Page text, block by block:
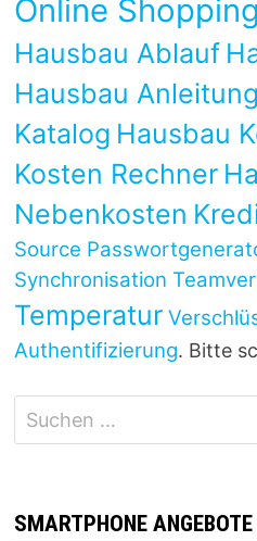
Online Shopping
Hausbau Ablauf
Hausbau Anleitung
Katalog Hausbau
Kosten Rechner
Nebenkosten
Source
Synchronisation
Temperatur
Authentifizierung. Bitte
Suchen
nach:
SMARTPHONE ANGEBOTE